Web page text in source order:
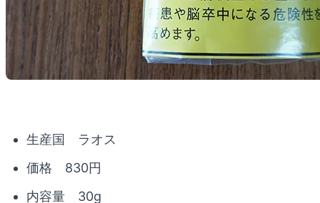
生産国 ラオス
価格 830円
内容量 30g